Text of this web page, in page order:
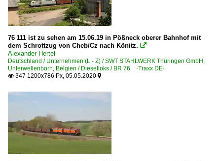
76 111 ist zu sehen am 15.06.19 in Pößneck oberer Bahnhof mit
dem Schrottzug von Cheb/Cz nach Könitz. 
Alexander Hertel
Deutschland / Unternehmen (L - Z) / SWT STAHLWERK Thüringen GmbH,
Unterwellenborn Belgien / Dieselloks / BR 76 ·Traxx DE·
 347 1200x786 Px, 05.05.2020 